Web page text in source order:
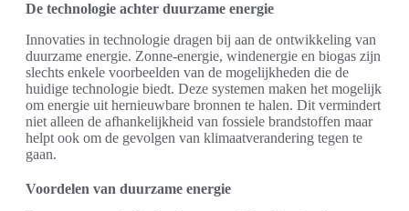
De technologie achter duurzame energie
Innovaties in technologie dragen bij aan de ontwikkeling van
duurzame energie. Zonne-energie, windenergie en biogas zijn
slechts enkele voorbeelden van de mogelijkheden die de
huidige technologie biedt. Deze systemen maken het mogelijk
om energie uit hernieuwbare bronnen te halen. Dit vermindert
niet alleen de afhankelijkheid van fossiele brandstoffen maar
helpt ook om de gevolgen van klimaatverandering tegen te
gaan.
Voordelen van duurzame energie